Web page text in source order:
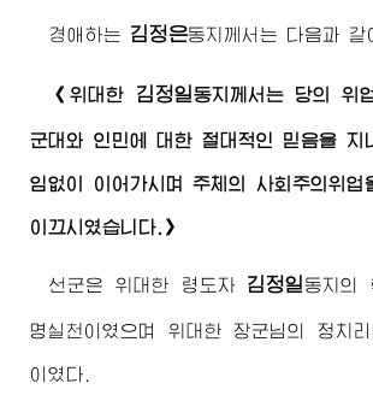
경애하는 김정은동지 께서는 다음과 같
《위대한 김정일동지 께서는 당의 위
군대와 인민에 대한 절대적인 믿음을 지
임없이 이어가시며 주체의 사회주의위업
이끄시였습니다.》
선군은 위대한 령도자 김정일동지의
명실천이였으며 위대한 장군님 의 정치리
이였다.